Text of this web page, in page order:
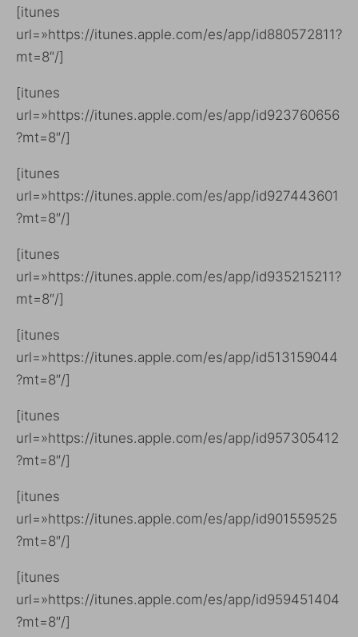
[itunes
url=»https://itunes.apple.com/es/app/id880572811?
mt=8″/]
[itunes
url=»https://itunes.apple.com/es/app/id923760656
?mt=8″/]
[itunes
url=»https://itunes.apple.com/es/app/id927443601
?mt=8″/]
[itunes
url=»https://itunes.apple.com/es/app/id935215211?
mt=8″/]
[itunes
url=»https://itunes.apple.com/es/app/id513159044
?mt=8″/]
[itunes
url=»https://itunes.apple.com/es/app/id957305412
?mt=8″/]
[itunes
url=»https://itunes.apple.com/es/app/id901559525
?mt=8″/]
[itunes
url=»https://itunes.apple.com/es/app/id959451404
?mt=8″/]